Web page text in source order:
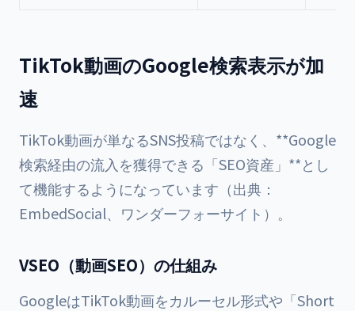
TikTok動画のGoogle検索表示が加
速
TikTok動画が単なるSNS投稿ではなく、**Google
検索経由の流入を獲得できる「SEO資産」**とし
て機能するようになっています（出典：
EmbedSocial、 ワンダーフォーサイト ）。
VSEO（動画SEO）の仕組み
GoogleはTikTok動画をカルーセル形式や「Short